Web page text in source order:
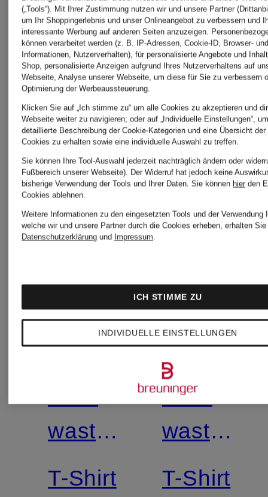
Ursprünglich:
CHF 90
waste
culture
T-Shirt
don't
waste
culture
T-Shirt
(„Tools“). Mit Ihrer Zustimmung nutzen wir und unsere Partner
um Ihr Shoppingerlebnis und unser Onlineangebot zu verbessern und
interessante Werbung auf anderen Seiten anzuzeigen.
können verarbeitet werden (z. B. IP-Adressen, Cookie-ID, Browser-
Informationen, Nutzerverhalten), für personalisierte Angebote und
Shop, personalisierte Anzeigen aufgrund Ihres Nutzerverhaltens auf
Webseite, Analyse unserer Webseite, um diese für Sie zu verbessern
Optimierung der Werbeaussteuerung.
Klicken Sie auf „Ich stimme zu“ um alle Cookies zu akzeptieren und
Webseite weiter zu navigieren; oder auf „Individuelle Einstellungen“,
detaillierte Beschreibung der Cookie-Kategorien und eine Übersicht
Cookies zu erhalten sowie eine individuelle Auswahl zu treffen.
Sie können Ihre Tool-Auswahl jederzeit nachträglich ändern oder
Fußbereich unserer Webseite). Der Widerruf hat jedoch keine
bisherige Verwendung der Tools und Ihrer Daten. Sie können hier den
Cookies ablehnen.
Weitere Informationen zu den eingesetzten Tools und der Verwendung
welche wir und unsere Partner durch die Cookies erheben, erhalten
Datenschutzerklärung und Impressum.
INDIVIDUELLE EINSTELLUNGEN
ICH STIMME ZU